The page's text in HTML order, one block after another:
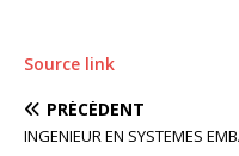
Source link
PRÉCÉDENT
INGENIEUR EN SYSTEMES